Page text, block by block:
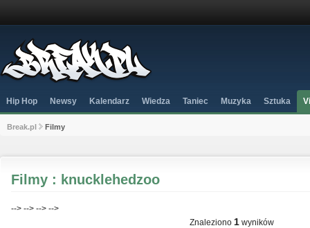
Hip Hop Newsy Kalendarz Wiedza Taniec Muzyka Sztuka
Break.pl Filmy
Filmy : knucklehedzoo
--> --> --> -->
Znaleziono 1 wyników